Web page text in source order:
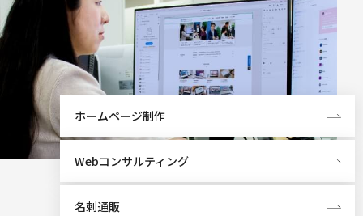
ホームページ制作
Webコンサルティング
名刺通販